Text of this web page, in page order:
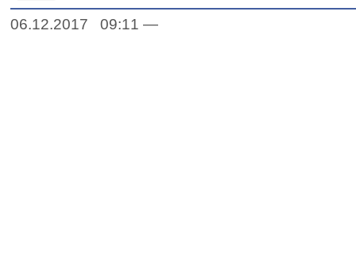
06.12.2017 09:11 —